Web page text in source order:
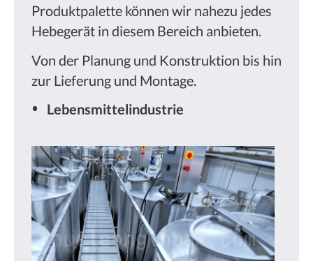
Produktpalette können wir nahezu jedes
Hebegerät in diesem Bereich anbieten.
Von der Planung und Konstruktion bis hin
zur Lieferung und Montage.
Lebensmittelindustrie